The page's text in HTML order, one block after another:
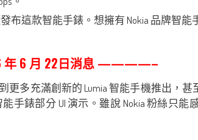
布這款智能手錶。想擁有 Nokia 品牌智能
6 月 22日消息 ————–
更多充滿創新的 Lumia 智能手機推出，
手錶部分 UI 演示。雖說 Nokia 粉絲只